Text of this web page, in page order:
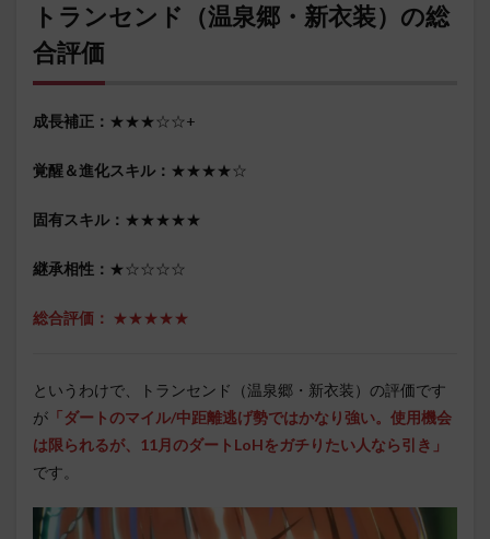
トランセンド（温泉郷・新衣装）の総
合評価
成長補正： ★★★☆☆+
覚醒＆進化スキル： ★★★★☆
固有スキル： ★★★★★
継承相性： ★☆☆☆☆
総合評価： ★★★★★
というわけで、トランセンド（温泉郷・新衣装）の評価です
が 「ダートのマイル/中距離逃げ勢ではかなり強い。使用機会
は限られるが、11月のダートLoHをガチりたい人なら引き 」
です。